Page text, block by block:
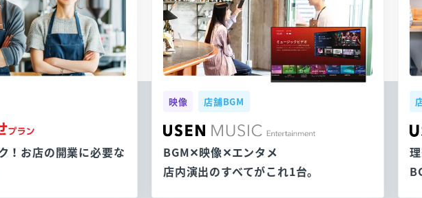
！お店の開業に必要な
映像 店舗BGM
BGM✕映像✕エンタメ
店内演出のすべてがこれ1台。